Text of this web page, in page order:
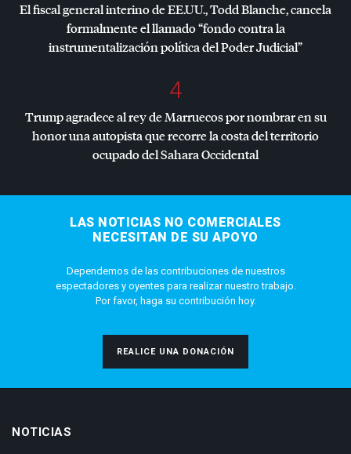
El fiscal general interino de EE.UU., Todd Blanche, cancela
formalmente el llamado “fondo contra la
instrumentalización política del Poder Judicial”
4
Trump agradece al rey de Marruecos por nombrar en su
honor una autopista que recorre la costa del territorio
ocupado del Sahara Occidental
LAS NOTICIAS NO COMERCIALES
NECESITAN DE SU APOYO
Dependemos de las contribuciones de nuestros
espectadores y oyentes para realizar nuestro trabajo.
Por favor, haga su contribución hoy.
REALICE UNA DONACIÓN
NOTICIAS